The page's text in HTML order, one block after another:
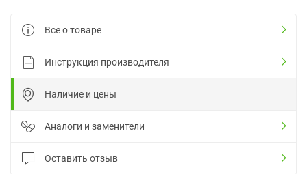
Все о товаре
Инструкция производителя
Наличие и цены
Аналоги и заменители
Оставить отзыв